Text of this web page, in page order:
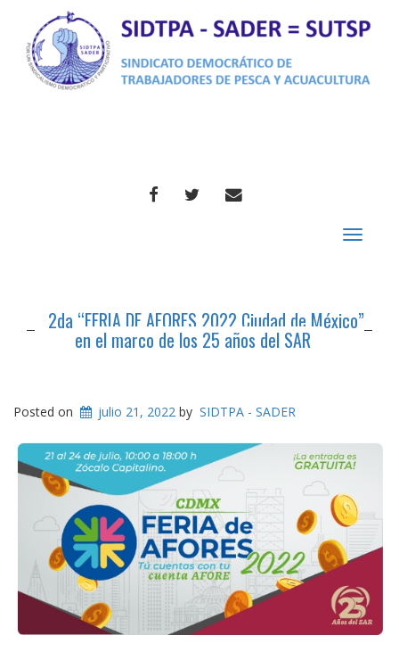
FACEBOOKTWITTERCORREO
Toggle
2da “FERIA DE AFORES 2022 Ciudad de México”
en el marco de los 25 años del SAR
Posted on julio 21, 2022 by SIDTPA - SADER